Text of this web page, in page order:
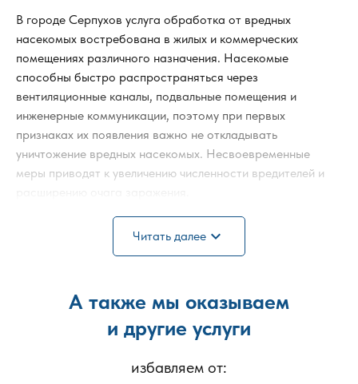
В городе Серпухов услуга обработка от вредных
насекомых востребована в жилых и коммерческих
помещениях различного назначения. Насекомые
способны быстро распространяться через
вентиляционные каналы, подвальные помещения и
инженерные коммуникации, поэтому при первых
признаках их появления важно не откладывать
уничтожение вредных насекомых. Несвоевременные
меры приводят к увеличению численности вредителей и
Профессиональное уничтожение вредных для человека
насекомых проводится после обязательного осмотра
условия, способствующие их размножению. На
обработки с учётом площади, назначения помещения и
действующих санитарных требований.
Читать далее expand_more
А также мы оказываем
и другие услуги
избавляем от: